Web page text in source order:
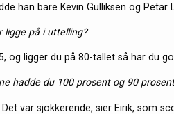
han bare Kevin Gulliksen og Petar
ligge på i uttelling?
og ligger du på 80-tallet så har du
hadde du 100 prosent og 90
var sjokkerende, sier Eirik, som